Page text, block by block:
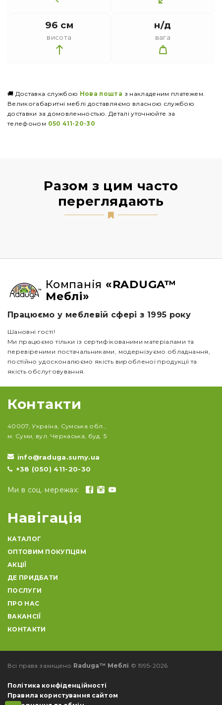
96 см
висота
н/д
вага
🚚 Доставка службою Нова пошта з накладеним платежем.
Великогабаритні меблі доставляємо власною службою
доставки за домовленностью. Деталі уточнюйте за
телефоном 050 411-20-30
Разом з цим часто
переглядають
Компанія «RADUGA™
Меблі»
Працюємо у меблевій сфері з 1995 року
Шановні гості!
Ми працюємо тільки із сертифікованими матеріалами та
перевіреними постачальниками, модернізуємо обладнання,
постійно удосконалюємо якість виробленої продукції та
якість обслуговування.
Контакти
40007, Україна, Сумська обл.,
м. Суми, вул. Черкаська, буд. 5
info@raduga.sumy.ua
+38 (050) 411-20-30
Ми в соц. мережах:
Навігація
КАТАЛОГ
ОПТОВИМ ПОКУПЦЯМ
АКЦІЇ
ДЕ ПРИДБАТИ
ПОСЛУГИ
ПРО НАС
ВАКАНСІЇ
КОНТАКТИ
Всі права захищено Raduga™ Меблі © 1995-2026
Політика конфіденційності
Правила користування сайтом